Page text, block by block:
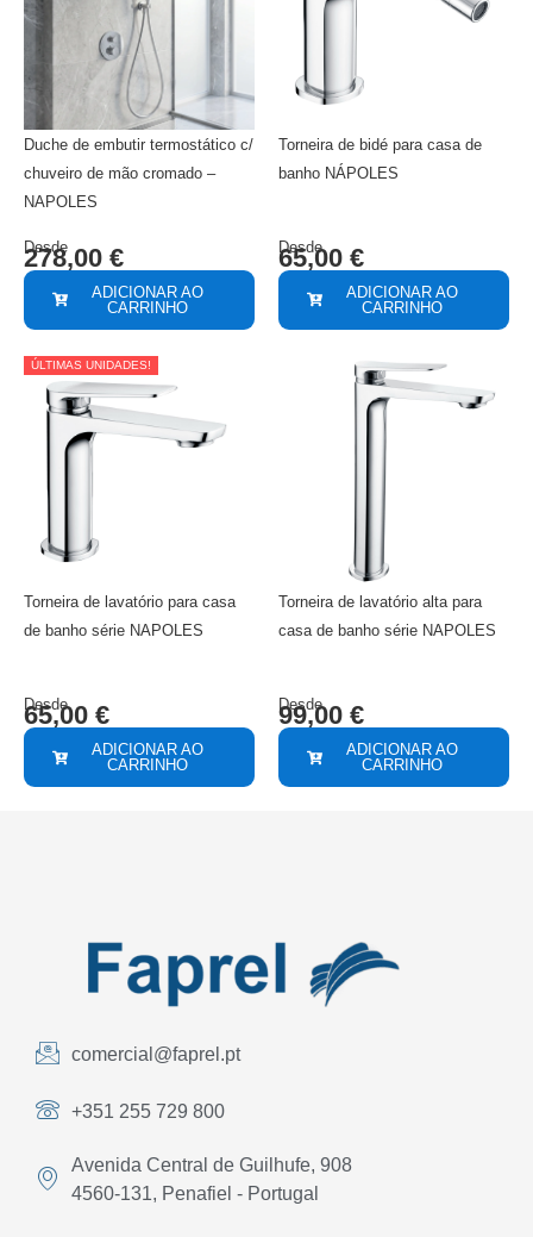
Duche de embutir termostático c/
chuveiro de mão cromado –
NAPOLES
ADICIONAR AO
CARRINHO
Desde
278,00 €
Torneira de bidé para casa de
banho NÁPOLES
ADICIONAR AO
CARRINHO
Desde
65,00 €
ÚLTIMAS UNIDADES!
Torneira de lavatório para casa
de banho série NAPOLES
ADICIONAR AO
CARRINHO
Desde
65,00 €
Torneira de lavatório alta para
casa de banho série NAPOLES
ADICIONAR AO
CARRINHO
Desde
99,00 €
comercial@faprel.pt
+351 255 729 800
Avenida Central de Guilhufe, 908
4560-131, Penafiel - Portugal